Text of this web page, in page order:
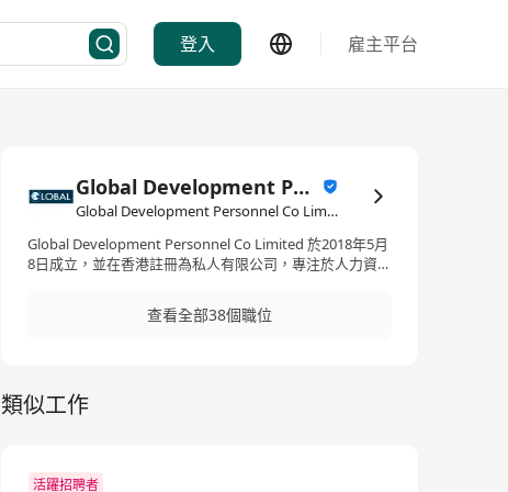
登入 雇主平台
Global Development Personnel Co Limited
Global Development Personnel Co Limited·研究/調查
Global Development Personnel Co Limited 於2018年5月
8日成立，並在香港註冊為私人有限公司，專注於人力資源
售與市場推廣、資訊科技、法律及物流等多個行業。 我們
提供全面的人力資源解決方案，包括永久及臨時人員招
人才並應對人力資源管理上的挑戰。 Global
Development Personnel Co Limited (Gldvhk),
resources and recruitment services. The company
查看全部38個職位
類似工作
活躍招聘者